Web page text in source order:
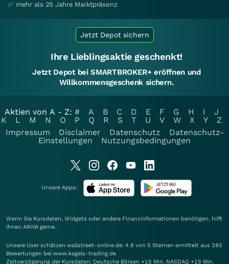
✅ mehr als 25 Jahre Marktpräsenz
Jetzt Depot sichern
Ihre Lieblingsaktie geschenkt!
Jetzt Depot bei SMARTBROKER+ eröffnen und
Willkommensgeschenk sichern.
Aktien von A - Z: # A B C D E F G H I
J
K
L M N O P Q R S T U V W X Y
Z
Impressum
Disclaimer Datenschutz
Datenschutz-
Einstellungen
Nutzungsbedingungen
Unsere Apps:
Wenn Sie Kursdaten, Widgets oder andere Finanzinformationen benötigen, hilft
Ihnen ARIVA gerne.
Unsere User schätzen wallstreet-online.de: 4.8 von 5 Sternen ermittelt aus 285
Bewertungen bei www.kagels-trading.de
Zeitverzögerung der Kursdaten: Deutsche Börsen +15 Min. NASDAQ +15 Min.